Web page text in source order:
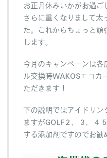
め
で
と
う
い
ま
お正月休みいかがお過
さらに重くなりまして太
た。これからちょっと
します。
今月のキャンペーンは各
ル交換時WAKOSエコカ
ただきます！
下の説明ではアイドリン
ますがGOLF２，３，４
する添加剤ですのでお勧